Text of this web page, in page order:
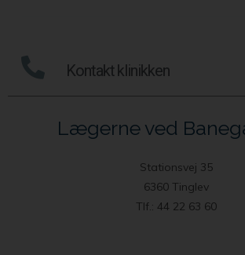
Kontakt klinikken
Lægerne ved
Stationsvej 35
6360 Tinglev
Tlf.: 44 22 63 60